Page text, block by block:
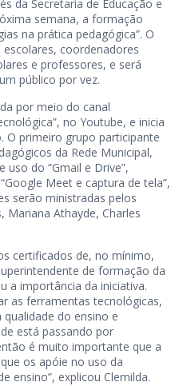
da Secretaria de Educação e
semana, a formação
na prática pedagógica”. O
coordenadores
e professores, e será
público por vez.
por meio do canal
no Youtube, e inicia
O primeiro grupo participante
da Rede Municipal,
do “Gmail e Drive”,
Meet e captura de tela”,
serão ministradas pelos
Mariana Athayde, Charles
certificados de, no mínimo,
de formação da
a importância da iniciativa.
as ferramentas tecnológicas,
do ensino e
está passando por
é muito importante que a
os apóie no uso da
ensino”, explicou Clemilda.